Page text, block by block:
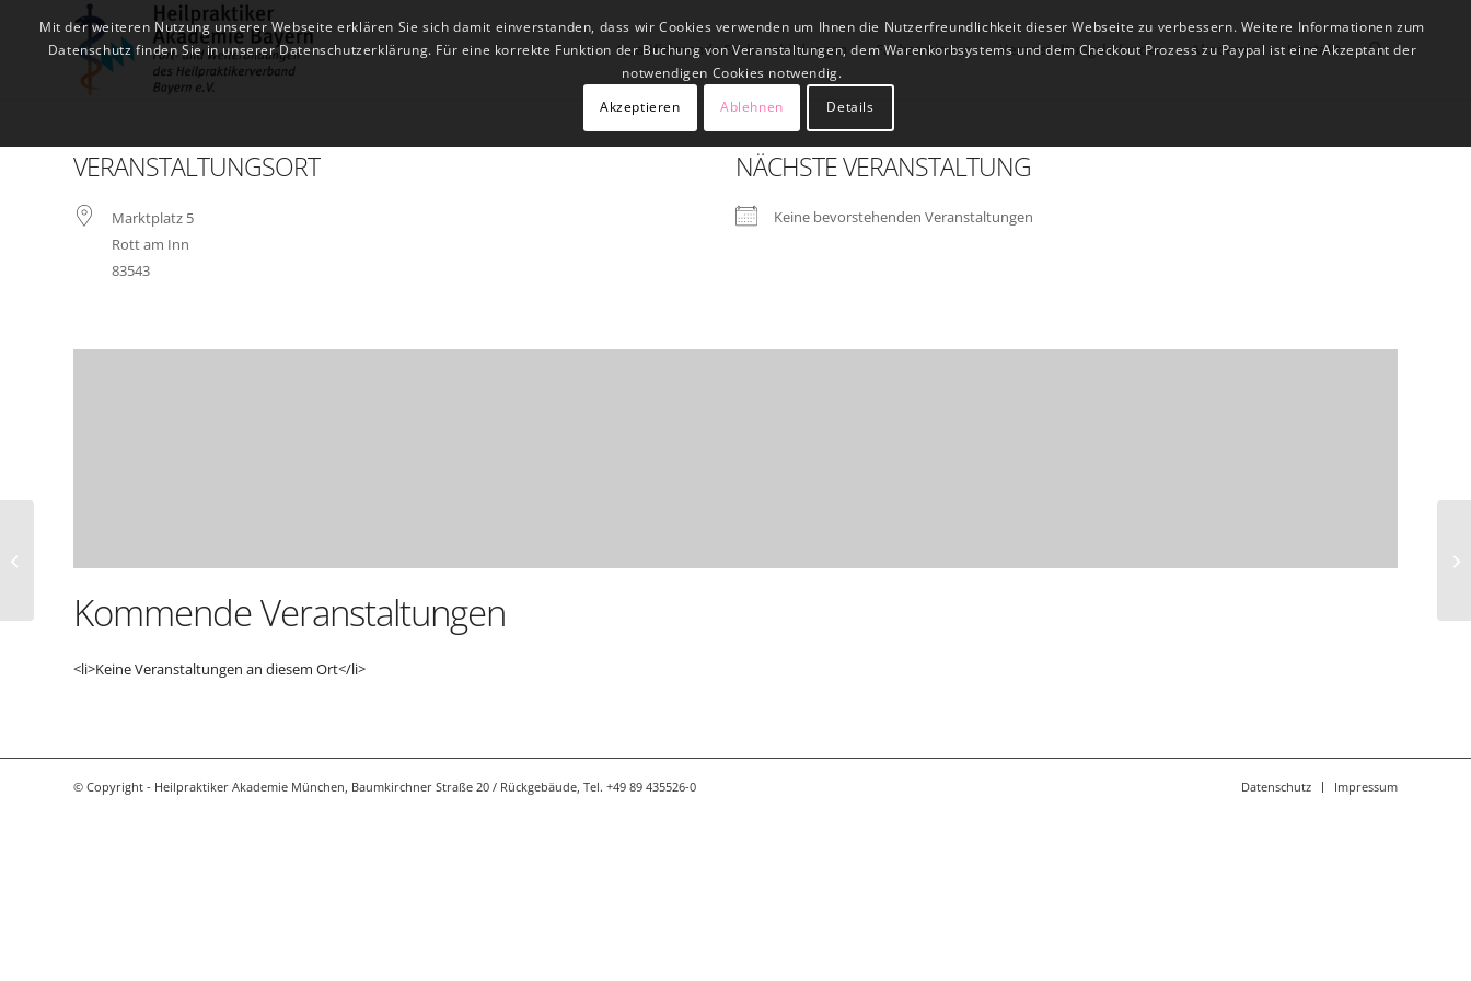
Qualifizierende Fachausbildungen Fachseminare Veranstaltungskalender Akademie Kontakt
VERANSTALTUNGSORT
Marktplatz 5
Rott am Inn
83543
NÄCHSTE VERANSTALTUNG
Keine bevorstehenden Veranstaltungen
Kommende Veranstaltungen
<li>Keine Veranstaltungen an diesem Ort</li>
© Copyright - Heilpraktiker Akademie München, Baumkirchner Straße 20 / Rückgebäude, Tel. +49 89 435526-0 Datenschutz Impressum
Mit der weiteren Nutzung unserer Webseite erklären Sie sich damit einverstanden, dass wir Cookies verwenden um Ihnen die Nutzerfreundlichkeit dieser Webseite zu verbessern. Weitere Informationen zum
Datenschutz finden Sie in unserer Datenschutzerklärung. Für eine korrekte Funktion der Buchung von Veranstaltungen, dem Warenkorbsystems und dem Checkout Prozess zu Paypal ist eine Akzeptant der
notwendigen Cookies notwendig.
Akzeptieren
Ablehnen Details